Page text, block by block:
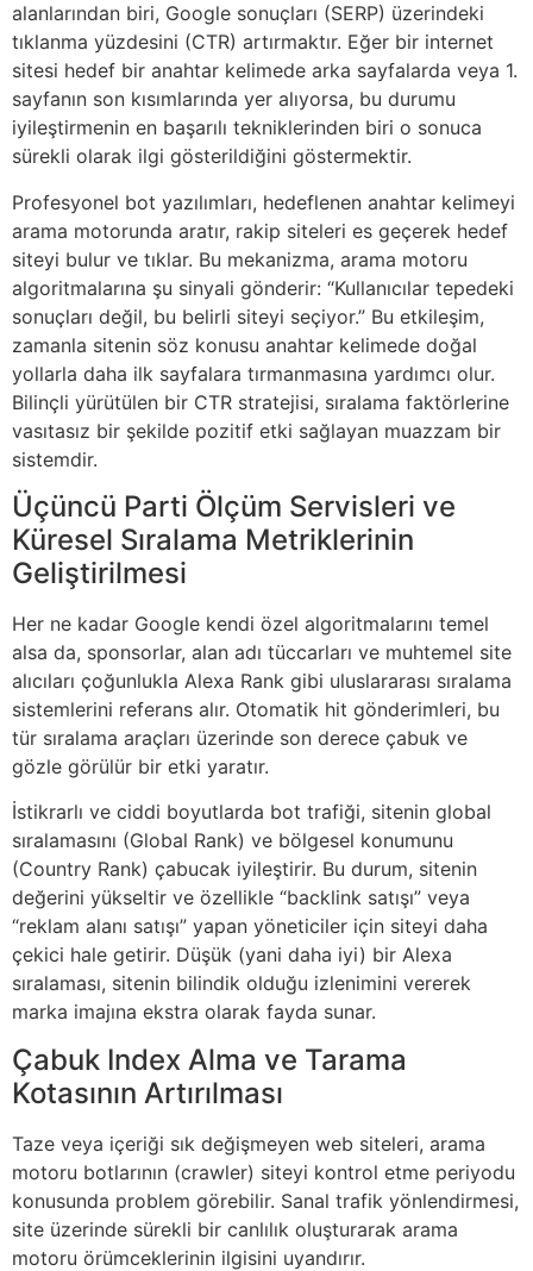
alanlarından biri, Google sonuçları (SERP) üzerindeki
tıklanma yüzdesini (CTR) artırmaktır. Eğer bir internet
sitesi hedef bir anahtar kelimede arka sayfalarda veya 1.
sayfanın son kısımlarında yer alıyorsa, bu durumu
iyileştirmenin en başarılı tekniklerinden biri o sonuca
sürekli olarak ilgi gösterildiğini göstermektir.
Profesyonel bot yazılımları, hedeflenen anahtar kelimeyi
arama motorunda aratır, rakip siteleri es geçerek hedef
siteyi bulur ve tıklar. Bu mekanizma, arama motoru
algoritmalarına şu sinyali gönderir: “Kullanıcılar tepedeki
sonuçları değil, bu belirli siteyi seçiyor.” Bu etkileşim,
zamanla sitenin söz konusu anahtar kelimede doğal
yollarla daha ilk sayfalara tırmanmasına yardımcı olur.
Bilinçli yürütülen bir CTR stratejisi, sıralama faktörlerine
vasıtasız bir şekilde pozitif etki sağlayan muazzam bir
sistemdir.
Üçüncü Parti Ölçüm Servisleri ve
Küresel Sıralama Metriklerinin
Geliştirilmesi
Her ne kadar Google kendi özel algoritmalarını temel
alsa da, sponsorlar, alan adı tüccarları ve muhtemel site
alıcıları çoğunlukla Alexa Rank gibi uluslararası sıralama
sistemlerini referans alır. Otomatik hit gönderimleri, bu
tür sıralama araçları üzerinde son derece çabuk ve
gözle görülür bir etki yaratır.
İstikrarlı ve ciddi boyutlarda bot trafiği, sitenin global
sıralamasını (Global Rank) ve bölgesel konumunu
(Country Rank) çabucak iyileştirir. Bu durum, sitenin
değerini yükseltir ve özellikle “backlink satışı” veya
“reklam alanı satışı” yapan yöneticiler için siteyi daha
çekici hale getirir. Düşük (yani daha iyi) bir Alexa
sıralaması, sitenin bilindik olduğu izlenimini vererek
marka imajına ekstra olarak fayda sunar.
Çabuk Index Alma ve Tarama
Kotasının Artırılması
Taze veya içeriği sık değişmeyen web siteleri, arama
motoru botlarının (crawler) siteyi kontrol etme periyodu
konusunda problem görebilir. Sanal trafik yönlendirmesi,
site üzerinde sürekli bir canlılık oluşturarak arama
motoru örümceklerinin ilgisini uyandırır.